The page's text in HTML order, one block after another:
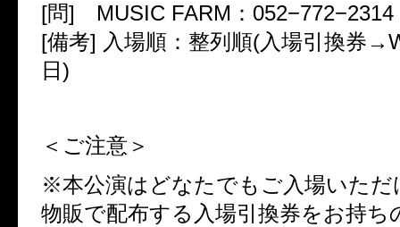
[問] MUSIC FARM：052−772−2314
[備考] 入場順：整列順(入場引換券
日)
＜ご注意＞
※本公演はどなたでもご入場いただ
物販で配布する入場引換券をお持ち